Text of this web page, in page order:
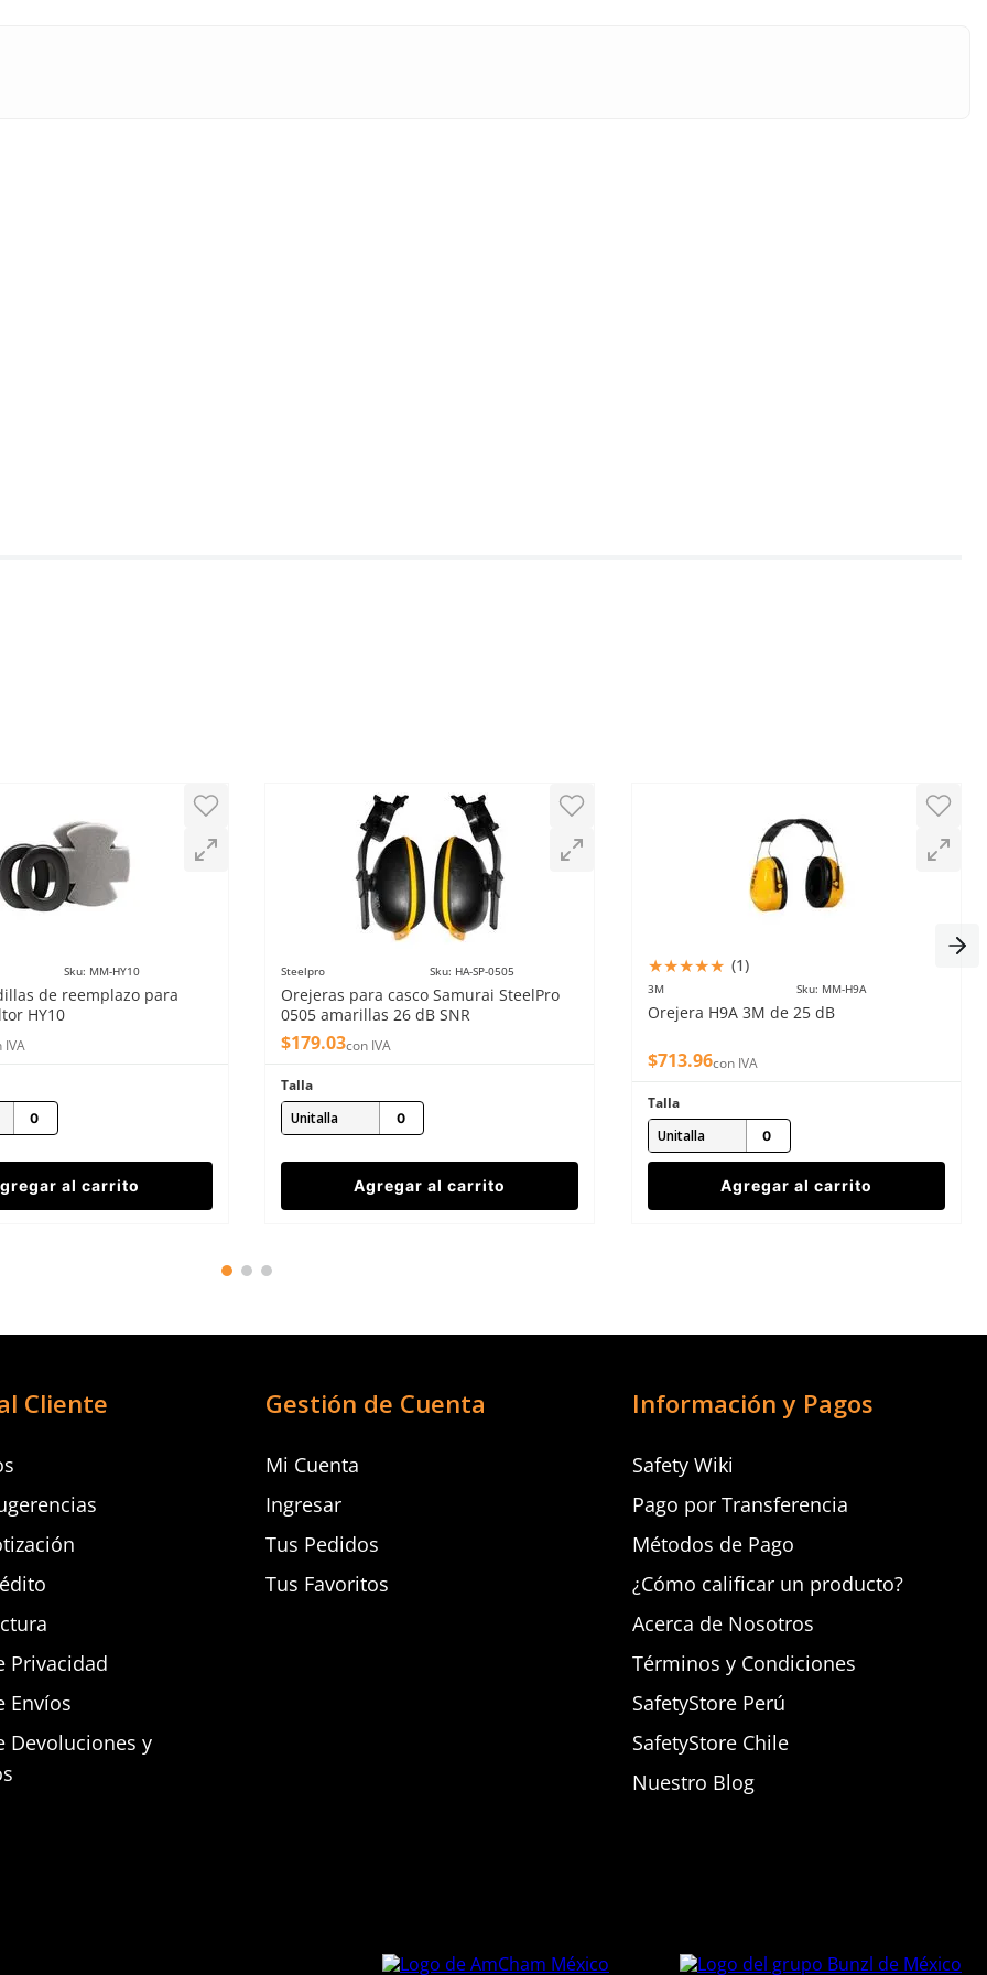
Sku: MM-HY10
de reemplazo para
HY10
IVA
al carrito
Steelpro Sku: HA-SP-0505
Orejeras para casco Samurai SteelPro
0505 amarillas 26 dB SNR
$179.03con IVA
Talla
Unitalla
Agregar al carrito
★★★★★ (1)
3M Sku: MM-H9A
Orejera H9A 3M de 25 dB
$713.96con IVA
Talla
Unitalla
Agregar al carrito
Cliente
Privacidad
Envíos
Devoluciones y
Gestión de Cuenta
Mi Cuenta
Ingresar
Tus Pedidos
Tus Favoritos
Información y Pagos
Safety Wiki
Pago por Transferencia
Métodos de Pago
¿Cómo calificar un producto?
Acerca de Nosotros
Términos y Condiciones
SafetyStore Perú
SafetyStore Chile
Nuestro Blog